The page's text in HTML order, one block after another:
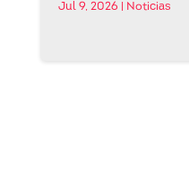
Jul 9, 2026 Noticias